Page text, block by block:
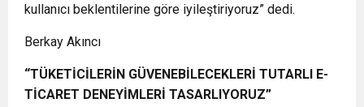
kullanıcı beklentilerine göre iyileştiriyoruz” dedi.
Berkay Akıncı
“TÜKETİCİLERİN GÜVENEBİLECEKLERİ TUTARLI E-
TİCARET DENEYİMLERİ TASARLIYORUZ”